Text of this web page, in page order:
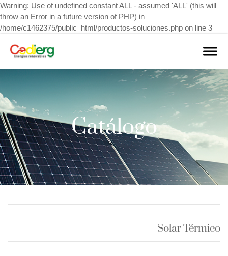
Warning: Use of undefined constant ALL - assumed 'ALL' (this will
throw an Error in a future version of PHP) in
/home/c1462375/public_html/productos-soluciones.php on line 3
Catálogo
Solar Térmico